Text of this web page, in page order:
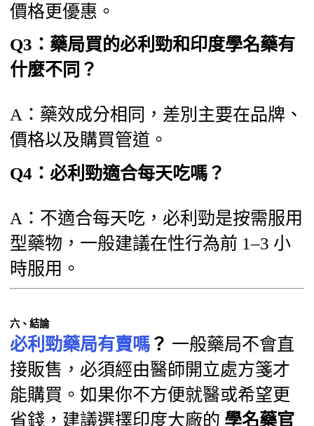
價格更優惠。
Q3：藥局買的必利勁和印度學名藥有
什麼不同？
A：藥效成分相同，差別主要在品牌、
價格以及購買管道。
Q4：必利勁適合每天吃嗎？
A：不適合每天吃，必利勁是按需服用
型藥物，一般建議在性行為前 1–3 小
時服用。
六、結論
必利勁藥局有賣嗎 ？ 一般藥局不會直
接販售，必須經由醫師開立處方箋才
能購買。如果你不方便就醫或希望更
省錢，建議選擇印度大廠的 學名藥官